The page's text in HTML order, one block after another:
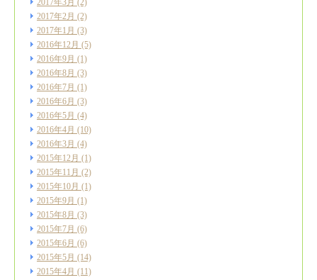
2017年3月 (2)
2017年2月 (2)
2017年1月 (3)
2016年12月 (5)
2016年9月 (1)
2016年8月 (3)
2016年7月 (1)
2016年6月 (3)
2016年5月 (4)
2016年4月 (10)
2016年3月 (4)
2015年12月 (1)
2015年11月 (2)
2015年10月 (1)
2015年9月 (1)
2015年8月 (3)
2015年7月 (6)
2015年6月 (6)
2015年5月 (14)
2015年4月 (11)